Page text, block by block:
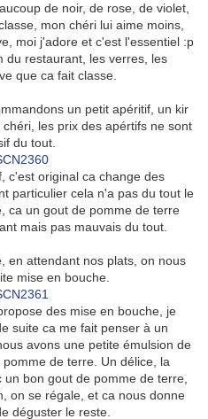
de noir, de rose, de violet,
mon chéri lui aime moins,
moi j'adore et c'est l'essentiel :p
du restaurant, les verres, les
que ca fait classe.
un petit apéritif, un kir
les prix des apértifs ne sont
du tout.
c'est original ca change des
particulier cela n'a pas du tout le
ca un gout de pomme de terre
mais pas mauvais du tout.
en attendant nos plats, on nous
mise en bouche.
des mise en bouche, je
suite ca me fait penser à un
avons une petite émulsion de
de terre. Un délice, la
bon gout de pomme de terre,
on se régale, et ca nous donne
déguster le reste.